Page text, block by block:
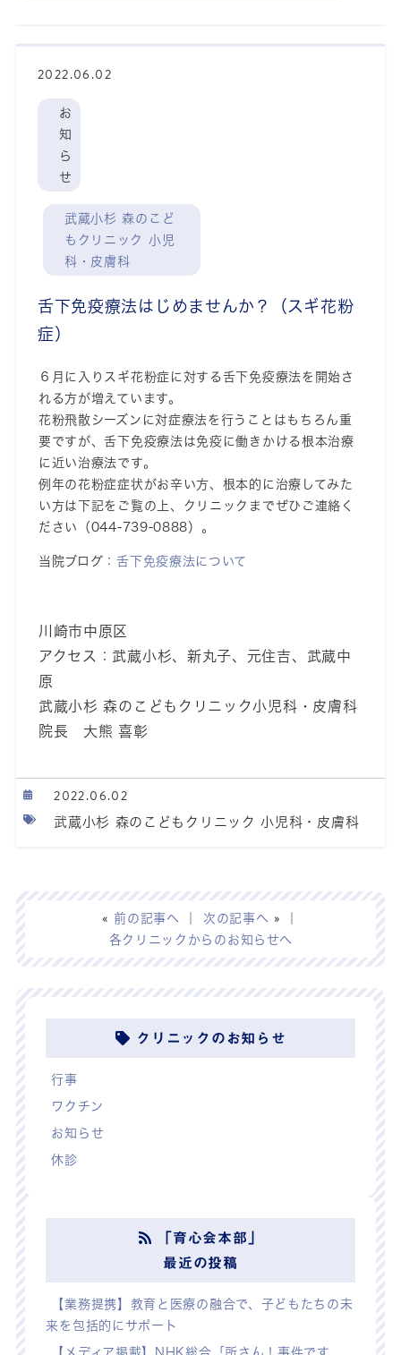
2022.06.02
お
知
ら
せ
武蔵小杉 森のこど
もクリニック 小児
科・皮膚科
舌下免疫療法はじめませんか？（スギ花粉
症）
６月に入りスギ花粉症に対する舌下免疫療法を開始さ
れる方が増えています。
花粉飛散シーズンに対症療法を行うことはもちろん重
要ですが、舌下免疫療法は免疫に働きかける根本治療
に近い治療法です。
例年の花粉症症状がお辛い方、根本的に治療してみた
い方は下記をご覧の上、クリニックまでぜひご連絡く
ださい（044-739-0888）。
当院ブログ：舌下免疫療法について
川崎市中原区
アクセス：武蔵小杉、新丸子、元住吉、武蔵中
原
武蔵小杉 森のこどもクリニック小児科・皮膚科
院長 大熊 喜彰
2022.06.02
武蔵小杉 森のこどもクリニック 小児科・皮膚科
«前の記事へ 次の記事へ » ｜
各クリニックからのお知らせへ
クリニックのお知らせ
行事
ワクチン
お知らせ
休診
「育心会本部」
最近の投稿
【業務提携】教育と医療の融合で、子どもたちの未
来を包括的にサポート
【メディア掲載】NHK総合「所さん！事件です